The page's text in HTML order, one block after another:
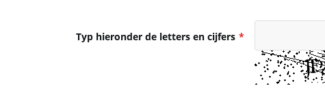
Typ hieronder de letters en cijfers